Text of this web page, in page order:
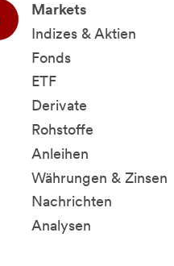
Markets
Indizes & Aktien
Fonds
ETF
Derivate
Rohstoffe
Anleihen
Währungen & Zinsen
Nachrichten
Analysen